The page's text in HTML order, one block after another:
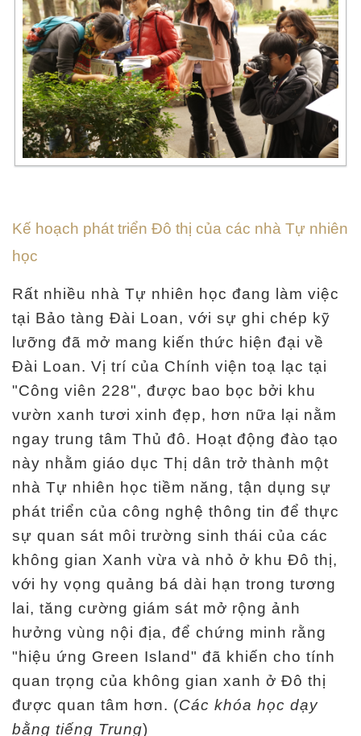
m
g
n
t
ư
l
i
ệ
t
h
i
ê
Kế hoạch phát triển Đô thị của các nhà Tự nhiên
học
Rất nhiều nhà Tự nhiên học đang làm việc
tại Bảo tàng Đài Loan, với sự ghi chép kỹ
lưỡng đã mở mang kiến thức hiện đại về
Đài Loan. Vị trí của Chính viện toạ lạc tại
"Công viên 228", được bao bọc bởi khu
vườn xanh tươi xinh đẹp, hơn nữa lại nằm
ngay trung tâm Thủ đô. Hoạt động đào tạo
này nhằm giáo dục Thị dân trở thành một
nhà Tự nhiên học tiềm năng, tận dụng sự
phát triển của công nghệ thông tin để thực
sự quan sát môi trường sinh thái của các
không gian Xanh vừa và nhỏ ở khu Đô thị,
với hy vọng quảng bá dài hạn trong tương
lai, tăng cường giám sát mở rộng ảnh
hưởng vùng nội địa, để chứng minh rằng
"hiệu ứng Green Island" đã khiến cho tính
quan trọng của không gian xanh ở Đô thị
được quan tâm hơn. (Các khóa học dạy
bằng tiếng Trung)